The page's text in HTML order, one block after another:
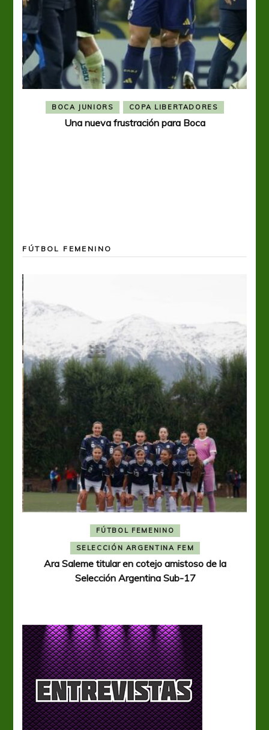
BOCA JUNIORS COPA LIBERTADORES
Una nueva frustración para Boca
FÚTBOL FEMENINO
FÚTBOL FEMENINO
SELECCIÓN ARGENTINA FEM
Ara Saleme titular en cotejo amistoso de la
Selección Argentina Sub-17